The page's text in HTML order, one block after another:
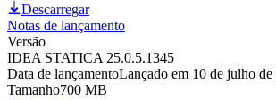
Descarregar
Notas de lançamento
Versão
IDEA STATICA 25.0.5.1345
Data de lançamentoLançado em 10 de julho de
Tamanho700 MB